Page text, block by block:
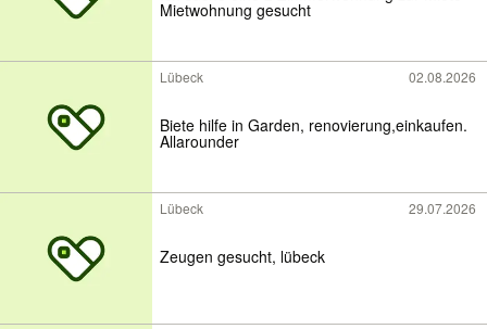
Mietwohnung gesucht
Lübeck 02.08.2026
Biete hilfe in Garden, renovierung,einkaufen.
Allarounder
Lübeck 29.07.2026
Zeugen gesucht, lübeck